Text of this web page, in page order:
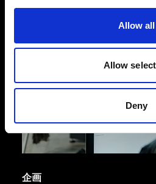
Allow all
Allow
Deny
企画